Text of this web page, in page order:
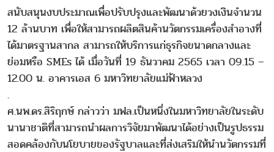
สนับสนุนงบประมาณเพื่อปรับปรุงและพัฒนาด้วยวงเงินจำนวน
12 ล้านบาท เพื่อให้สามารถผลิตสินค้านวัตกรรมเครื่องสำอางที่
ได้มาตรฐานสากล สามารถให้บริการแก่ธุรกิจขนาดกลางและ
ย่อมหรือ SMEs ได้ เมื่อวันที่ 19 ธันวาคม 2565 เวลา 09.15 –
12.00 น. อาคารเอส 6 มหาวิทยาลัยแม่ฟ้าหลวง
.
ศ.นพ.ดร.สิริฤกษ์ กล่าวว่า มฟล.เป็นหนึ่งในมหาวิทยาลัยในระดับ
นานาชาติที่สามารถนำผลการวิจัยมาพัฒนาได้อย่างเป็นรูปธรรม
สอดคล้องกับนโยบายของรัฐบาลและที่ส่งเสริมให้นำนวัตกรรมที่